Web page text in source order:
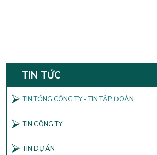
TIN TỨC
TIN TỔNG CÔNG TY - TIN TẬP ĐOÀN
TIN CÔNG TY
TIN DỰ ÁN